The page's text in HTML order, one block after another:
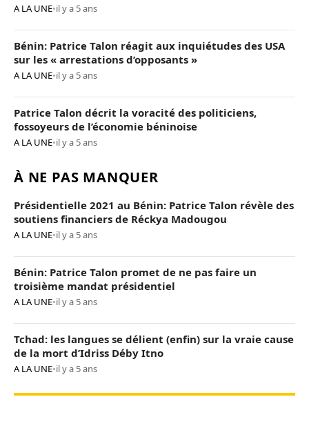
A LA UNE•il y a 5 ans
Bénin: Patrice Talon réagit aux inquiétudes des USA
sur les « arrestations d’opposants »
A LA UNE•il y a 5 ans
Patrice Talon décrit la voracité des politiciens,
fossoyeurs de l’économie béninoise
A LA UNE•il y a 5 ans
À NE PAS MANQUER
Présidentielle 2021 au Bénin: Patrice Talon révèle des
soutiens financiers de Réckya Madougou
A LA UNE•il y a 5 ans
Bénin: Patrice Talon promet de ne pas faire un
troisième mandat présidentiel
A LA UNE•il y a 5 ans
Tchad: les langues se délient (enfin) sur la vraie cause
de la mort d’Idriss Déby Itno
A LA UNE•il y a 5 ans